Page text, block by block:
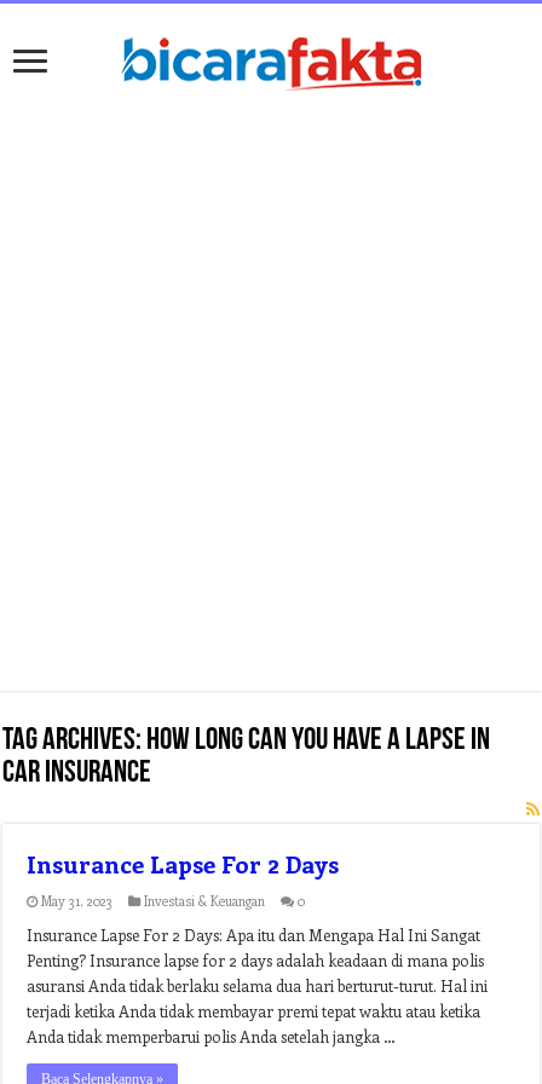
Tag Archives: how long can you have a lapse in
car insurance
Insurance Lapse For 2 Days
May 31, 2023 Investasi & Keuangan 0
Insurance Lapse For 2 Days: Apa itu dan Mengapa Hal Ini Sangat
Penting? Insurance lapse for 2 days adalah keadaan di mana polis
asuransi Anda tidak berlaku selama dua hari berturut-turut. Hal ini
terjadi ketika Anda tidak membayar premi tepat waktu atau ketika
Anda tidak memperbarui polis Anda setelah jangka …
Baca Selengkapnya »